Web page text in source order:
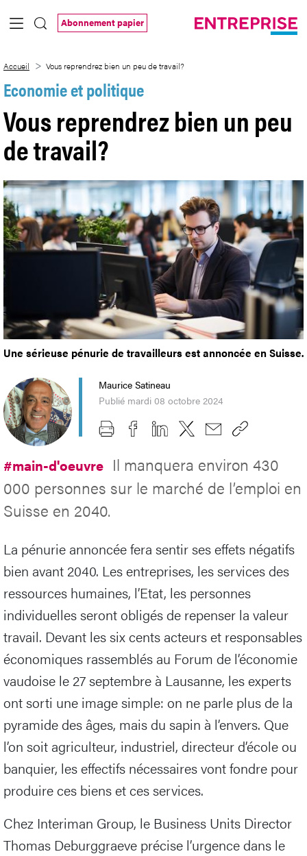
Saut au contenu principal
Abonnement papier
Accueil Vous reprendrez bien un peu de travail?
Economie et politique
Vous reprendrez bien un peu
de travail?
Une sérieuse pénurie de travailleurs est annoncée en Suisse.
Maurice Satineau
Publié mardi 08 octobre 2024
#main-d'oeuvre Il manquera environ 430
000 personnes sur le marché de l’emploi en
Suisse en 2040.
La pénurie annoncée fera sentir ses effets négatifs
bien avant 2040. Les entreprises, les services des
ressources humaines, l’Etat, les personnes
individuelles seront obligés de repenser la valeur
travail. Devant les six cents acteurs et responsables
économiques rassemblés au Forum de l’économie
vaudoise le 27 septembre à Lausanne, les experts
ont sorti une image simple: on ne parle plus de la
pyramide des âges, mais du sapin à l’envers. Que
l’on soit agriculteur, industriel, directeur d’école ou
banquier, les effectifs nécessaires vont fondre pour
produire ces biens et ces services.
Chez Interiman Group, le Business Units Director
Thomas Deburggraeve précise l’urgence dans le